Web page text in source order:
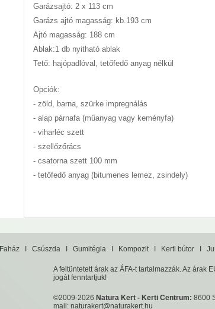
Garázsajtó: 2 x 113 cm
Garázs ajtó magasság: kb.193 cm
Ajtó magasság: 188 cm
Ablak:1 db nyitható ablak
Tető: hajópadlóval, tetőfedő anyag nélkül
Opciók:
- zöld, barna, szürke impregnálás
- alap párnafa (műanyag vagy keményfa)
- viharléc szett
- szellőzőrács
- csatorna szett 100 mm
- tetőfedő anyag (bitumenes lemez, zsindely)
FaházI CsúszdaI GumitéglaI KompozitI Kerti bútorI
A feltüntetett árak az ÁFA-t tartalmazzák. Az árak
jogát fenntartjuk!
©2009-2026 Natura Kert - Kerti Centrum: 8600
mail:naturakert@naturakert.hu